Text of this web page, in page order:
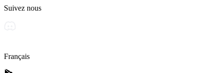
Suivez nous
Français